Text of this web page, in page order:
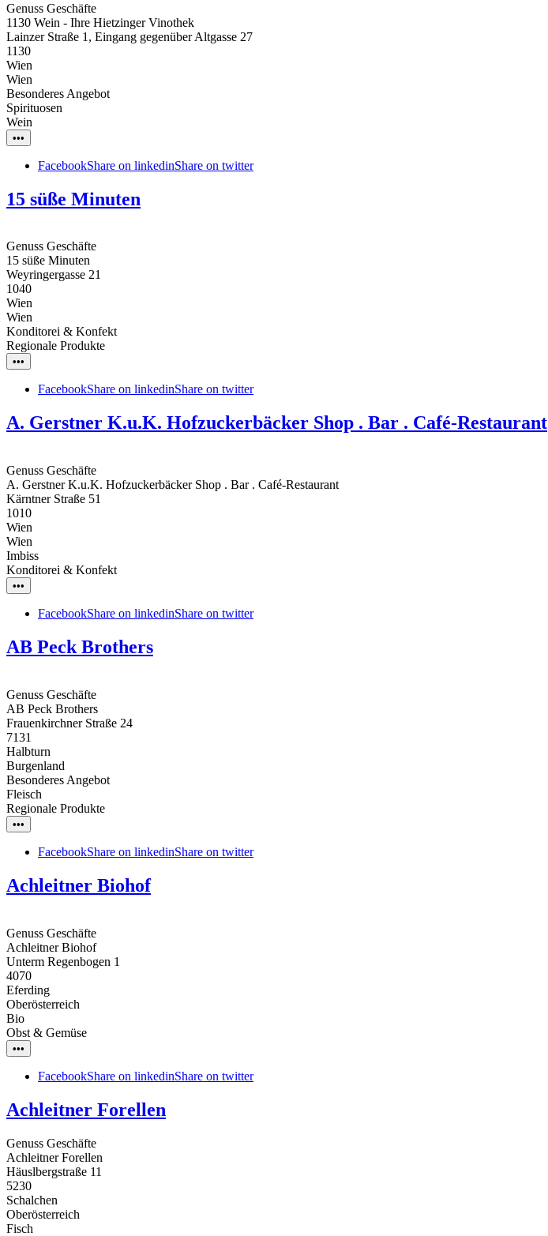
Genuss Geschäfte
1130 Wein - Ihre Hietzinger Vinothek
Lainzer Straße 1, Eingang gegenüber Altgasse 27
1130
Wien
Wien
Besonderes Angebot
Spirituosen
Wein
•••
FacebookShare on linkedinShare on twitter
15 süße Minuten
Genuss Geschäfte
15 süße Minuten
Weyringergasse 21
1040
Wien
Wien
Konditorei & Konfekt
Regionale Produkte
•••
FacebookShare on linkedinShare on twitter
A. Gerstner K.u.K. Hofzuckerbäcker Shop . Bar . Café-Restaurant
Genuss Geschäfte
A. Gerstner K.u.K. Hofzuckerbäcker Shop . Bar . Café-Restaurant
Kärntner Straße 51
1010
Wien
Wien
Imbiss
Konditorei & Konfekt
•••
FacebookShare on linkedinShare on twitter
AB Peck Brothers
Genuss Geschäfte
AB Peck Brothers
Frauenkirchner Straße 24
7131
Halbturn
Burgenland
Besonderes Angebot
Fleisch
Regionale Produkte
•••
FacebookShare on linkedinShare on twitter
Achleitner Biohof
Genuss Geschäfte
Achleitner Biohof
Unterm Regenbogen 1
4070
Eferding
Oberösterreich
Bio
Obst & Gemüse
•••
FacebookShare on linkedinShare on twitter
Achleitner Forellen
Genuss Geschäfte
Achleitner Forellen
Häuslbergstraße 11
5230
Schalchen
Oberösterreich
Fisch